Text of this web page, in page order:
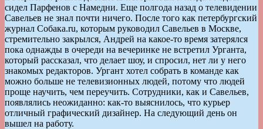
сидел Парфенов с Намедни. Еще полгода назад о телевидении
Савельев не знал почти ничего. После того как петербургский
журнал Собака.ru, которым руководил Савельев в Москве,
стремительно закрылся, Андрей на какое-то время затерялся
пока однажды в очереди на вечеринке не встретил Урганта,
который рассказал, что делает шоу, и спросил, нет ли у него
знакомых редакторов. Ургант хотел собрать в команде как
можно больше не телевизионных людей, потому что людей
проще научить, чем переучить. Сотрудники, как и Савельев,
появлялись неожиданно: как-то выяснилось, что курьер
отличный графический дизайнер. На следующий день он
вышел на работу.